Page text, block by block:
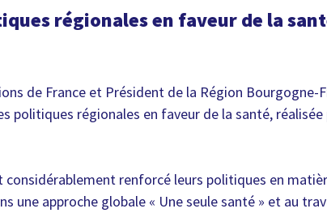
régionales en faveur de la
de France et Président de la Région Bourgogne-
politiques régionales en faveur de la santé,
renforcé leurs politiques en
une approche globale « Une seule santé » et au